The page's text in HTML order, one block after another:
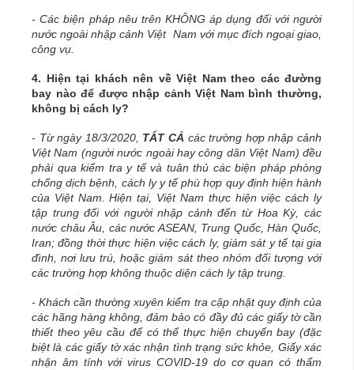
- Các biện pháp nêu trên KHÔNG áp dụng đối với người
nước ngoài nhập cảnh Việt Nam với mục đích ngoại giao,
công vụ.
4. Hiện tại khách nên về Việt Nam theo các đường
bay nào để được nhập cảnh Việt Nam bình thường,
không bị cách ly?
- Từ ngày 18/3/2020, TẤT CẢ các trường hợp nhập cảnh
Việt Nam (người nước ngoài hay công dân Việt Nam) đều
phải qua kiểm tra y tế và tuân thủ các biện pháp phòng
chống dịch bệnh, cách ly y tế phù hợp quy định hiện hành
của Việt Nam. Hiện tại, Việt Nam thực hiện việc cách ly
tập trung đối với người nhập cảnh đến từ Hoa Kỳ, các
nước châu Âu, các nước ASEAN, Trung Quốc, Hàn Quốc,
Iran; đồng thời thực hiện việc cách ly, giám sát y tế tại gia
đình, nơi lưu trú, hoặc giám sát theo nhóm đối tượng với
các trường hợp không thuộc diện cách ly tập trung.
- Khách cần thường xuyên kiểm tra cập nhật quy định của
các hãng hàng không, đảm bảo có đầy đủ các giấy tờ cần
thiết theo yêu cầu để có thể thực hiện chuyến bay (đặc
biệt là các giấy tờ xác nhận tình trạng sức khỏe, Giấy xác
nhận âm tính với virus COVID-19 do cơ quan có thẩm